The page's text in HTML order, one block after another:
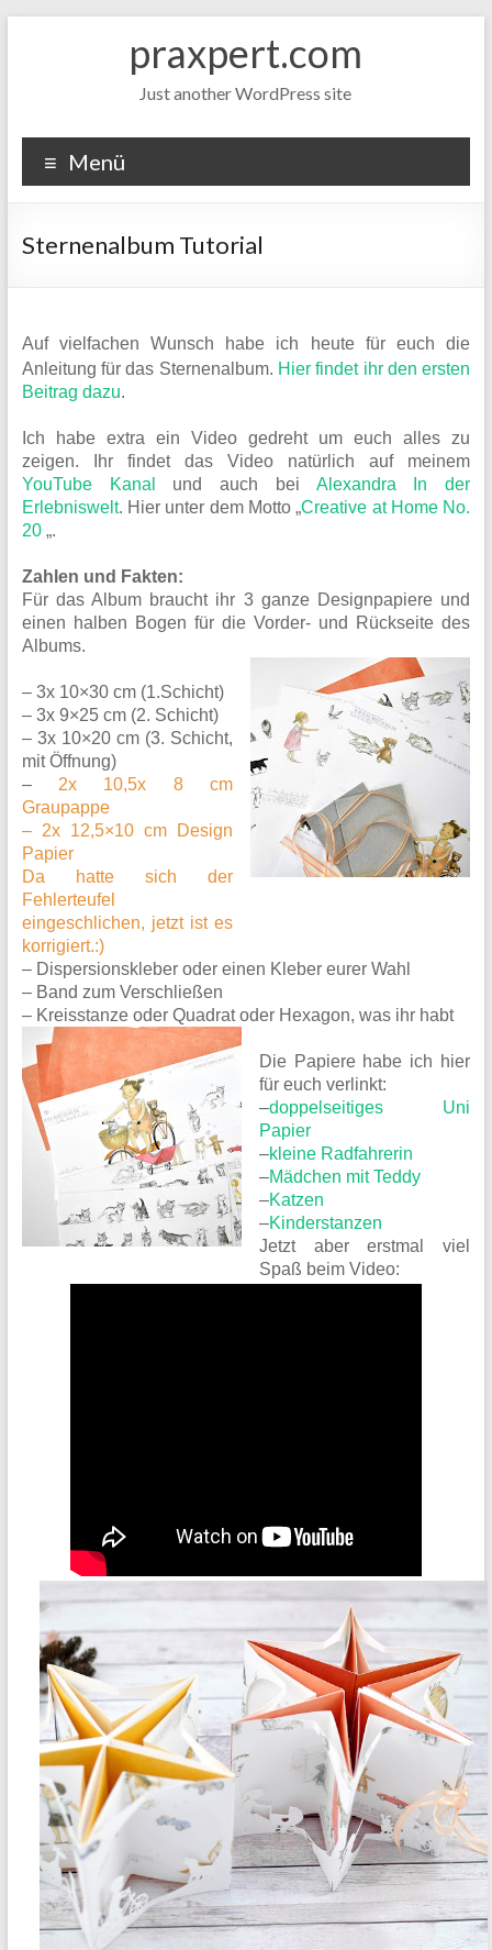
praxpert.com
Just another WordPress site
Menü
Sternenalbum Tutorial
Auf vielfachen Wunsch habe ich heute für euch die
Anleitung für das Sternenalbum. Hier findet ihr den ersten
Beitrag dazu.
Ich habe extra ein Video gedreht um euch alles zu
zeigen. Ihr findet das Video natürlich auf meinem
YouTube Kanal und auch bei Alexandra In der
Erlebniswelt. Hier unter dem Motto „Creative at Home No.
20„.
Zahlen und Fakten:
Für das Album braucht ihr 3 ganze Designpapiere und
einen halben Bogen für die Vorder- und Rückseite des
Albums.
– 3x 10×30 cm (1.Schicht)
– 3x 9×25 cm (2. Schicht)
– 3x 10×20 cm (3. Schicht,
mit Öffnung)
– 2x 10,5x 8 cm
Graupappe
– 2x 12,5×10 cm Design
Papier
Da hatte sich der
Fehlerteufel
eingeschlichen, jetzt ist es
korrigiert.:)
– Dispersionskleber oder einen Kleber eurer Wahl
– Band zum Verschließen
– Kreisstanze oder Quadrat oder Hexagon, was ihr habt
Die Papiere habe ich hier
für euch verlinkt:
–doppelseitiges Uni
Papier
–kleine Radfahrerin
–Mädchen mit Teddy
–Katzen
–Kinderstanzen
Jetzt aber erstmal viel
Spaß beim Video: